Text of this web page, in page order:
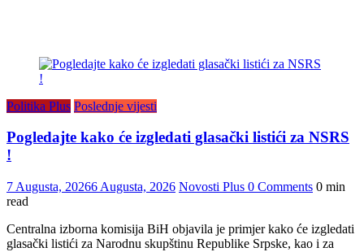
Politika Plus Poslednje vijesti
Pogledajte kako će izgledati glasački listići za NSRS
!
7 Augusta, 20266 Augusta, 2026 Novosti Plus 0 Comments 0 min
read
Centralna izborna komisija BiH objavila je primjer kako će izgledati
glasački listići za Narodnu skupštinu Republike Srpske, kao i za